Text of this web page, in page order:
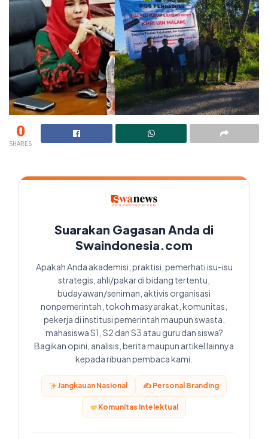
0
SHARES
Suarakan Gagasan Anda di
Swaindonesia.com
Apakah Anda akademisi, praktisi, pemerhati isu-isu
strategis, ahli/pakar di bidang tertentu,
budayawan/seniman, aktivis organisasi
nonpemerintah, tokoh masyarakat, komunitas,
pekerja di institusi pemerintah maupun swasta,
mahasiswa S1, S2 dan S3 atau guru dan siswa?
Bagikan opini, analisis, berita maupun artikel lainnya
kepada ribuan pembaca kami.
Jangkauan Nasional ✍️ Personal Branding
Komunitas Intelektual